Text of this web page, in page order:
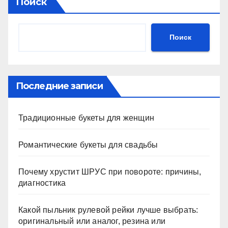
Поиск
Последние записи
Традиционные букеты для женщин
Романтические букеты для свадьбы
Почему хрустит ШРУС при повороте: причины,
диагностика
Какой пыльник рулевой рейки лучше выбрать:
оригинальный или аналог, резина или